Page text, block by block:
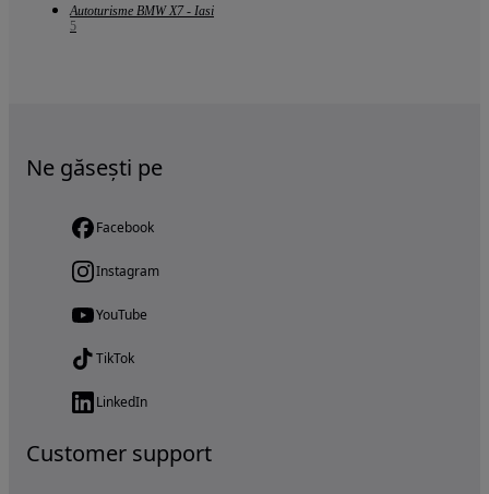
Autoturisme BMW X7 - Iasi
5
Ne găsești pe
Facebook
Instagram
YouTube
TikTok
LinkedIn
Customer support